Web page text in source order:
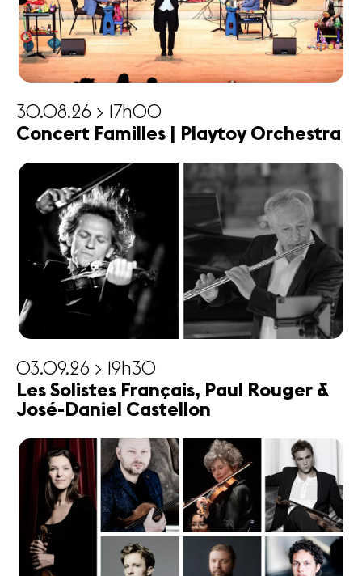
30.08.26 > 17h00
Concert Familles | Playtoy Orchestra
03.09.26 > 19h30
Les Solistes Français, Paul Rouger &
José-Daniel Castellon